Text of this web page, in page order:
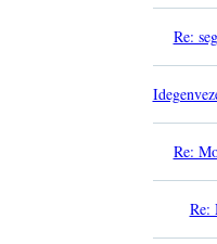
Re:
Re:
Re: